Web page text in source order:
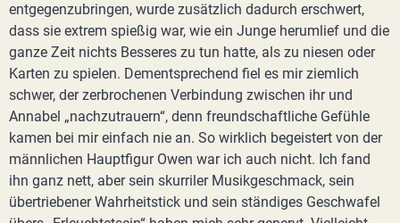
entgegenzubringen, wurde zusätzlich dadurch erschwert,
dass sie extrem spießig war, wie ein Junge herumlief und die
ganze Zeit nichts Besseres zu tun hatte, als zu niesen oder
Karten zu spielen. Dementsprechend fiel es mir ziemlich
schwer, der zerbrochenen Verbindung zwischen ihr und
Annabel „nachzutrauern“, denn freundschaftliche Gefühle
kamen bei mir einfach nie an. So wirklich begeistert von der
männlichen Hauptfigur Owen war ich auch nicht. Ich fand
ihn ganz nett, aber sein skurriler Musikgeschmack, sein
übertriebener Wahrheitstick und sein ständiges Geschwafel